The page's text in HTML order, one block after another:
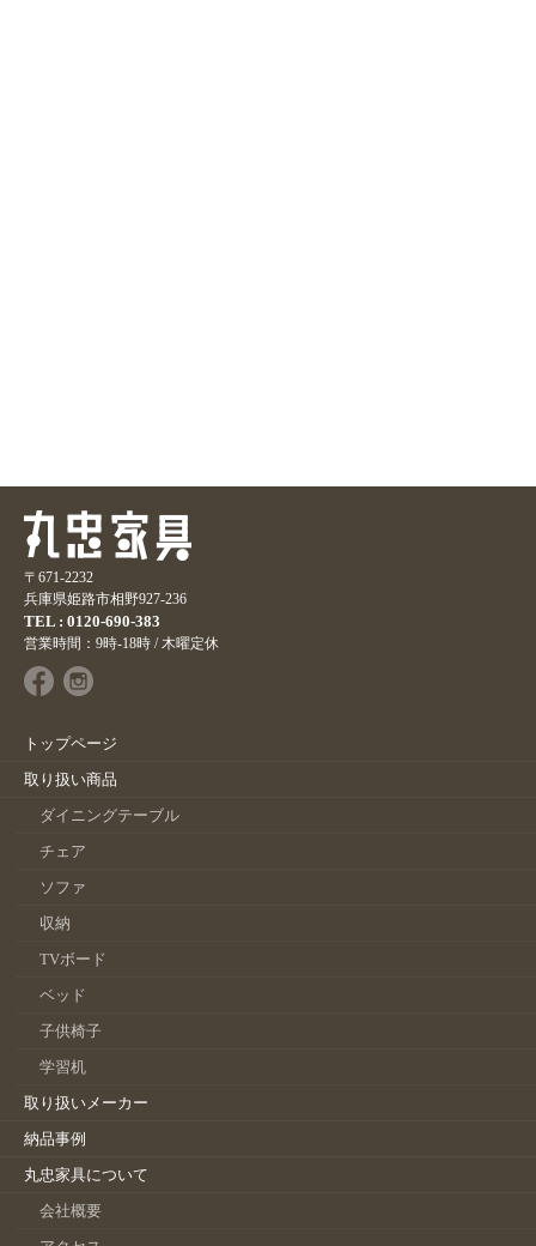
〒671-2232
兵庫県姫路市相野927-236
TEL : 0120-690-383
営業時間：9時-18時 / 木曜定休
トップページ
取り扱い商品
ダイニングテーブル
チェア
ソファ
収納
TVボード
ベッド
子供椅子
学習机
取り扱いメーカー
納品事例
丸忠家具について
会社概要